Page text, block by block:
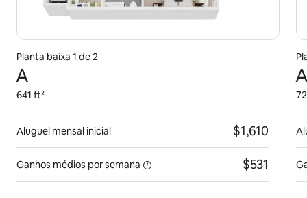
Planta baixa 1 de 2
A
641 ft²
Aluguel mensal inicial $1,610
Ganhos médios por semana $531